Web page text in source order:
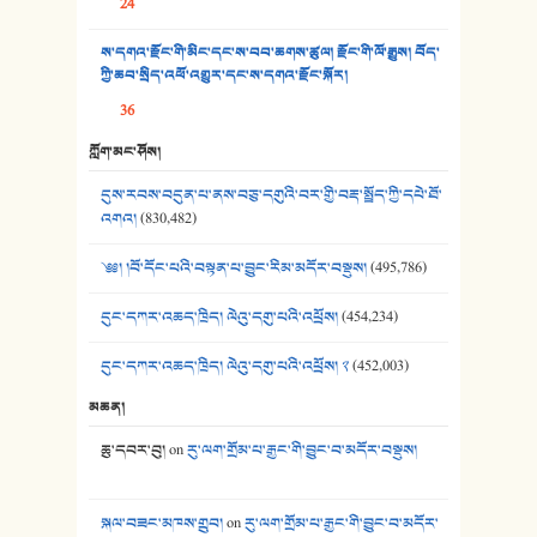
38. ཡབ་ཡུམ། - ཟླ་སྒྲོན།
ས་དགའ་རྫོང་གི་མིང་དང་ས་བབ་ཆགས་ཚུལ། རྫོང་གི་ལོ་རྒྱུས། བོད་
ཀྱི་ཆབ་སྲིད་འཕོ་འགྱུར་དང་ས་དགའ་རྫོང་སྐོར།
36
ཀློག་མང་ཤོས།
དུས་རབས་བདུན་པ་ནས་བཅུ་དགུའི་བར་གྱི་བརྡ་སྤྲོད་ཀྱི་དཔེ་ཐོ་
འགའ།(830,482)
༄༅། །བོ་དོང་པའི་བསྟན་པ་བྱུང་རིམ་མདོར་བསྡུས།(495,786)
དུང་དཀར་འཆད་ཁྲིད། ལེའུ་དགུ་པའི་འཕྲོས།(454,234)
དུང་དཀར་འཆད་ཁྲིད། ལེའུ་དགུ་པའི་འཕྲོས། ༢(452,003)
མཆན།
ཆུ་དབར་བུ།onརུ་ལག་གྲོམ་པ་རྒྱང་གི་བྱུང་བ་མདོར་བསྡུས།
སྐལ་བཟང་མཁས་གྲུབ།onརུ་ལག་གྲོམ་པ་རྒྱང་གི་བྱུང་བ་མདོར་